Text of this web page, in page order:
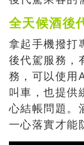
全天候酒後
拿起手機撥打
後代駕服務，
務，可以使用
叫車，也提供
心結帳問題。
一心落實才能